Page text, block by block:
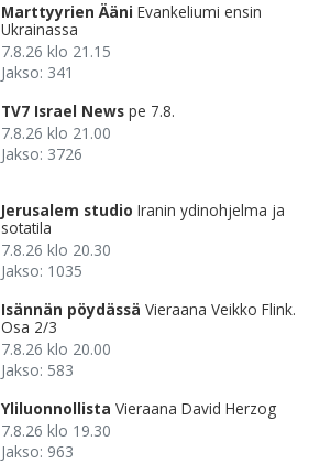
Marttyyrien Ääni Evankeliumi ensin
Ukrainassa
7.8.26 klo 21.15
Jakso: 341
TV7 Israel News pe 7.8.
7.8.26 klo 21.00
Jakso: 3726
Jerusalem studio Iranin ydinohjelma ja
sotatila
7.8.26 klo 20.30
Jakso: 1035
Isännän pöydässä Vieraana Veikko Flink.
Osa 2/3
7.8.26 klo 20.00
Jakso: 583
Yliluonnollista Vieraana David Herzog
7.8.26 klo 19.30
Jakso: 963